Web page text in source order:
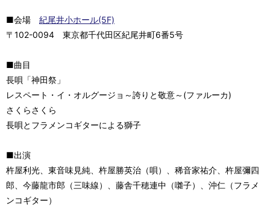
■会場 紀尾井小ホール(5F)
〒102-0094 東京都千代田区紀尾井町6番5号
■曲目
長唄「神田祭」
レスペート・イ・オルグージョ～誇りと敬意～(ファルーカ)
さくらさくら
長唄とフラメンコギターによる獅子
■出演
杵屋利光、東音味見純、杵屋勝英治（唄）、稀音家祐介、杵屋彌四
郎、今藤龍市郎（三味線）、藤舎千穂連中（囃子）、沖仁（フラメ
ンコギター）